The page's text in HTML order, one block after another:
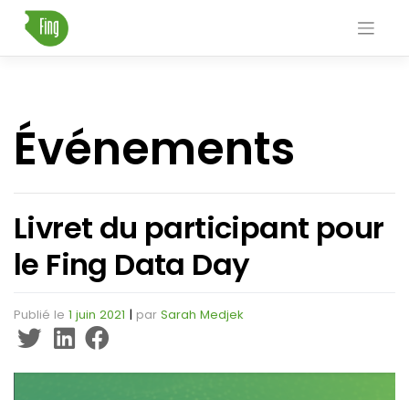
content
Événements
Livret du participant pour
le Fing Data Day
Publié le 1 juin 2021 | par Sarah Medjek